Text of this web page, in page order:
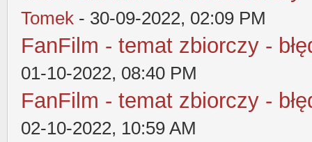
Tomek - 30-09-2022, 02:09 PM
FanFilm - temat zbiorczy -
01-10-2022, 08:40 PM
FanFilm - temat zbiorczy -
02-10-2022, 10:59 AM